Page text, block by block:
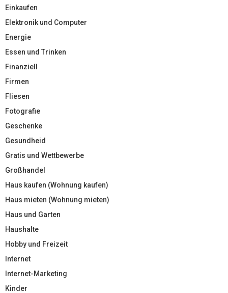
Einkaufen
Elektronik und Computer
Energie
Essen und Trinken
Finanziell
Firmen
Fliesen
Fotografie
Geschenke
Gesundheid
Gratis und Wettbewerbe
Großhandel
Haus kaufen (Wohnung kaufen)
Haus mieten (Wohnung mieten)
Haus und Garten
Haushalte
Hobby und Freizeit
Internet
Internet-Marketing
Kinder